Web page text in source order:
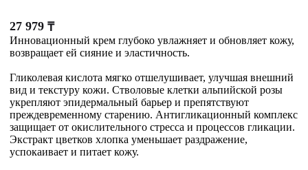
27 979 ₸
Инновационный крем глубоко увлажняет и обновляет кожу,
возвращает ей сияние и эластичность.
Гликолевая кислота мягко отшелушивает, улучшая внешний
вид и текстуру кожи. Стволовые клетки альпийской розы
укрепляют эпидермальный барьер и препятствуют
преждевременному старению. Антигликационный комплекс
защищает от окислительного стресса и процессов гликации.
Экстракт цветков хлопка уменьшает раздражение,
успокаивает и питает кожу.